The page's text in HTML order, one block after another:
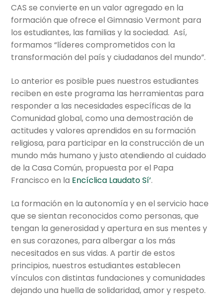
CAS se convierte en un valor agregado en la
formación que ofrece el Gimnasio Vermont para
los estudiantes, las familias y la sociedad. Así,
formamos “líderes comprometidos con la
transformación del país y ciudadanos del mundo”.
Lo anterior es posible pues nuestros estudiantes
reciben en este programa las herramientas para
responder a las necesidades específicas de la
Comunidad global, como una demostración de
actitudes y valores aprendidos en su formación
religiosa, para participar en la construcción de un
mundo más humano y justo atendiendo al cuidado
de la Casa Común, propuesta por el Papa
Francisco en la Encíclica Laudato Sí’.
La formación en la autonomía y en el servicio hace
que se sientan reconocidos como personas, que
tengan la generosidad y apertura en sus mentes y
en sus corazones, para albergar a los más
necesitados en sus vidas. A partir de estos
principios, nuestros estudiantes establecen
vínculos con distintas fundaciones y comunidades
dejando una huella de solidaridad, amor y respeto.